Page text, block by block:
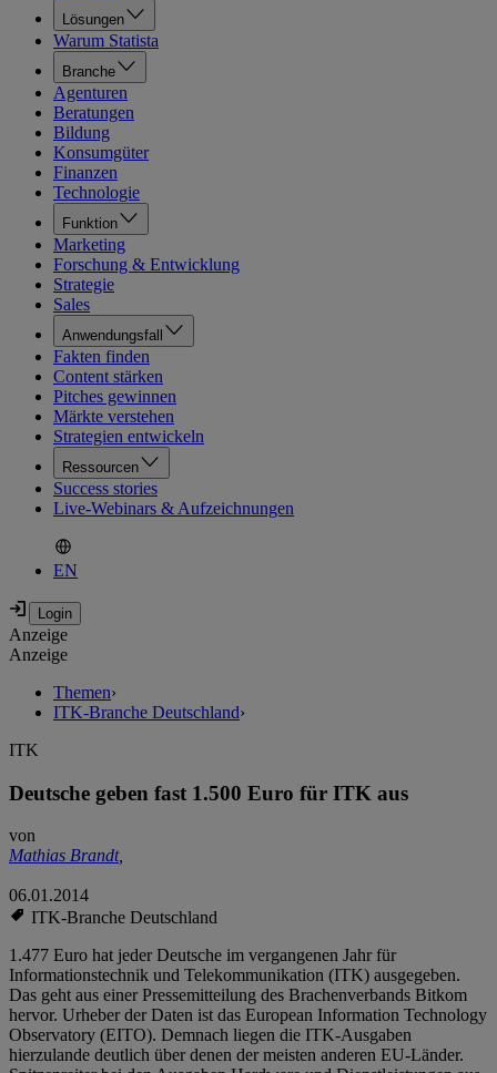
Lösungen
Warum Statista
Branche
Agenturen
Beratungen
Bildung
Konsumgüter
Finanzen
Technologie
Funktion
Marketing
Forschung & Entwicklung
Strategie
Sales
Anwendungsfall
Fakten finden
Content stärken
Pitches gewinnen
Märkte verstehen
Strategien entwickeln
Ressourcen
Success stories
Live-Webinars & Aufzeichnungen
EN
Anzeige
Anzeige
Themen›
ITK-Branche Deutschland›
ITK
Deutsche geben fast 1.500 Euro für ITK aus
von
Mathias Brandt,
06.01.2014
ITK-Branche Deutschland
1.477 Euro hat jeder Deutsche im vergangenen Jahr für
Informationstechnik und Telekommunikation (ITK) ausgegeben.
Das geht aus einer Pressemitteilung des Brachenverbands Bitkom
hervor. Urheber der Daten ist das European Information Technology
Observatory (EITO). Demnach liegen die ITK-Ausgaben
hierzulande deutlich über denen der meisten anderen EU-Länder.